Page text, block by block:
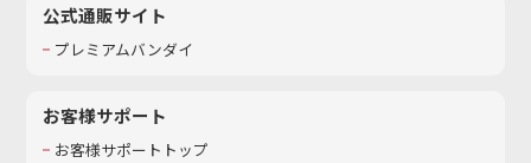
公式通販サイト
プレミアムバンダイ
お客様サポート
お客様サポートトップ